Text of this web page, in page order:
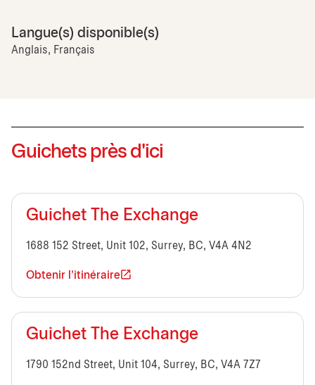
Langue(s) disponible(s)
Anglais, Français
Guichets près d'ici
Guichet The Exchange
1688 152 Street, Unit 102, Surrey, BC, V4A 4N2
Obtenir l'itinéraire
Guichet The Exchange
1790 152nd Street, Unit 104, Surrey, BC, V4A 7Z7